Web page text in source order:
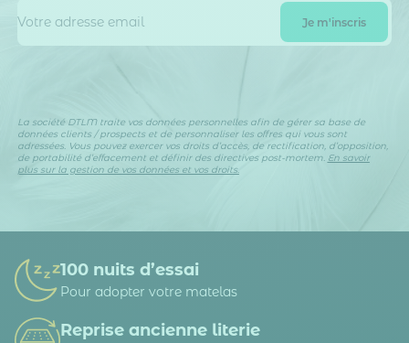
La société DTLM traite vos données personnelles afin de gérer sa base de
données clients / prospects et de personnaliser les offres qui vous sont
adressées. Vous pouvez exercer vos droits d’accès, de rectification, d’opposition,
de portabilité d’effacement et définir des directives post-mortem. En savoir
plus sur la gestion de vos données et vos droits.
100 nuits d’essai
Pour adopter votre matelas
Reprise ancienne literie